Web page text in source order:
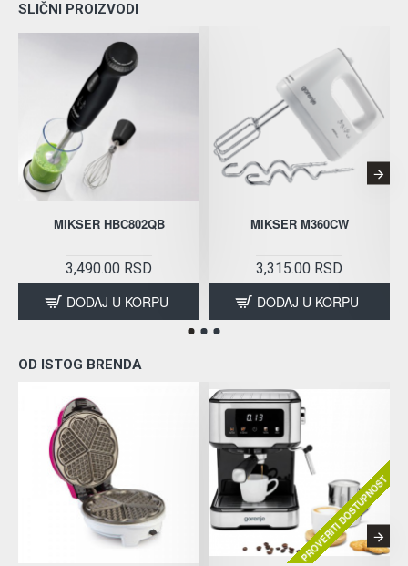
SLIČNI PROIZVODI
MIKSER HBC802QB
3,490.00 RSD
DODAJ U KORPU
MIKSER M360CW
3,315.00 RSD
DODAJ U KORPU
OD ISTOG BRENDA
PROVERITI DOSTUPNOST